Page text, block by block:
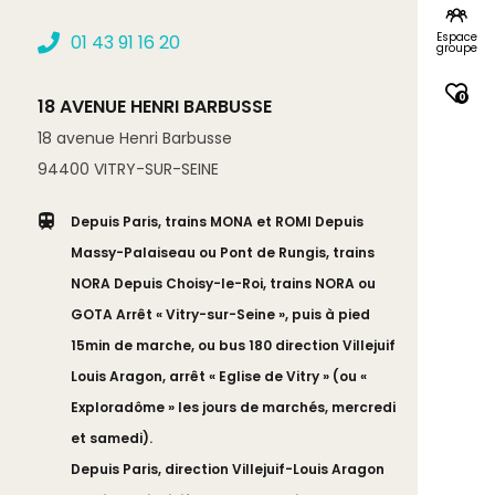
Espace
groupe
0
01 43 91 16 20
18 AVENUE HENRI BARBUSSE
18 avenue Henri Barbusse
94400 VITRY-SUR-SEINE
Depuis Paris, trains MONA et ROMI Depuis
Massy-Palaiseau ou Pont de Rungis, trains
NORA Depuis Choisy-le-Roi, trains NORA ou
GOTA Arrêt « Vitry-sur-Seine », puis à pied
15min de marche, ou bus 180 direction Villejuif
Louis Aragon, arrêt « Eglise de Vitry » (ou «
Exploradôme » les jours de marchés, mercredi
et samedi).
Depuis Paris, direction Villejuif-Louis Aragon